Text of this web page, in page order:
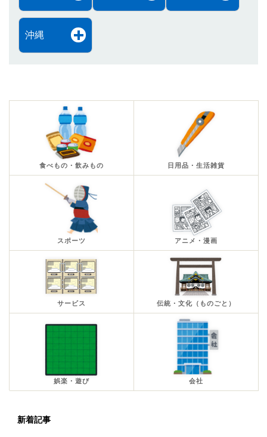
沖縄
食べもの・飲みもの 日用品・生活雑貨
スポーツ アニメ・漫画
サービス 伝統・文化（ものごと）
娯楽・遊び 会社
新着記事